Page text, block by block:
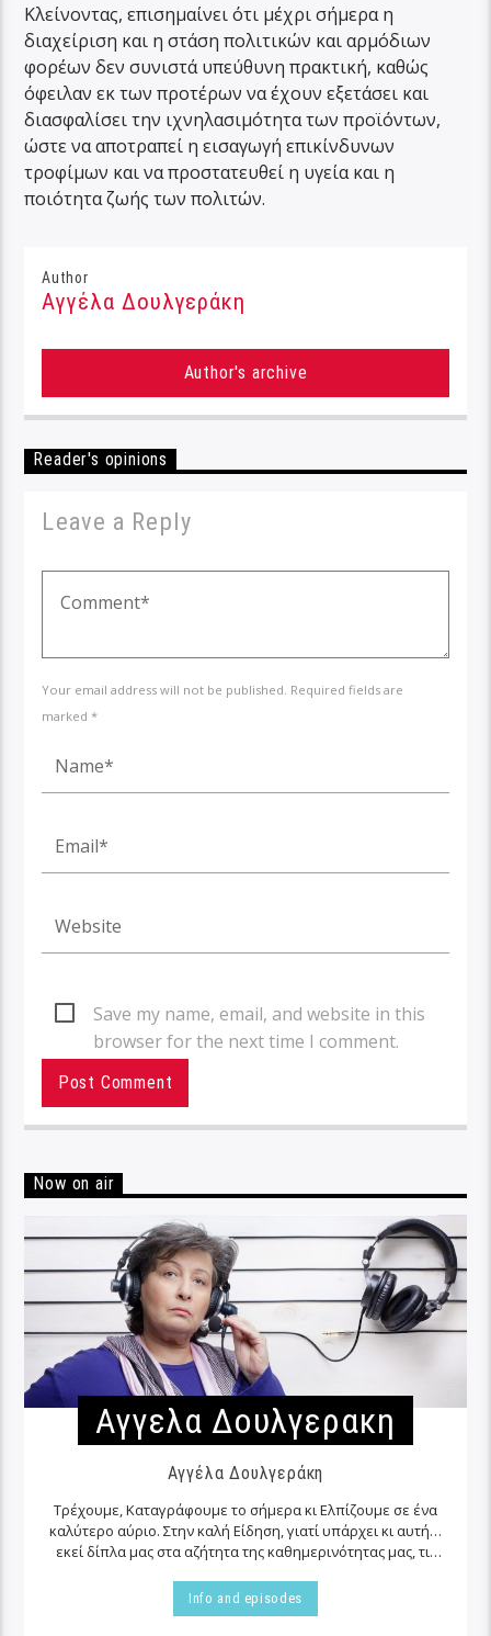
Κλείνοντας, επισημαίνει ότι μέχρι σήμερα η
διαχείριση και η στάση πολιτικών και αρμόδιων
φορέων δεν συνιστά υπεύθυνη πρακτική, καθώς
όφειλαν εκ των προτέρων να έχουν εξετάσει και
διασφαλίσει την ιχνηλασιμότητα των προϊόντων,
ώστε να αποτραπεί η εισαγωγή επικίνδυνων
τροφίμων και να προστατευθεί η υγεία και η
ποιότητα ζωής των πολιτών.
Author
Αγγέλα Δουλγεράκη
Author's archive
Reader's opinions
Leave a Reply
Your email address will not be published. Required fields are
marked *
Save my name, email, and website in this
browser for the next time I comment.
Now on air
Αγγελα Δουλγερακη
Αγγέλα Δουλγεράκη
Τρέχουμε, Καταγράφουμε το σήμερα κι Ελπίζουμε σε ένα
καλύτερο αύριο. Στην καλή Είδηση, γιατί υπάρχει κι αυτή…
εκεί δίπλα μας στα αζήτητα της καθημερινότητας μας, τις
Info and episodes